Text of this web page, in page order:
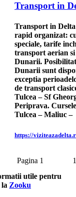
Transport in
Transport in
rapid organizat:
speciale, tarife
transport aerian
Dunarii.
Dunarii sunt
exceptia
de transport
Tulcea – Sf
Periprava.
Tulcea – Maliuc –
https://
Pagina 1
1
utile pentru
Zooku